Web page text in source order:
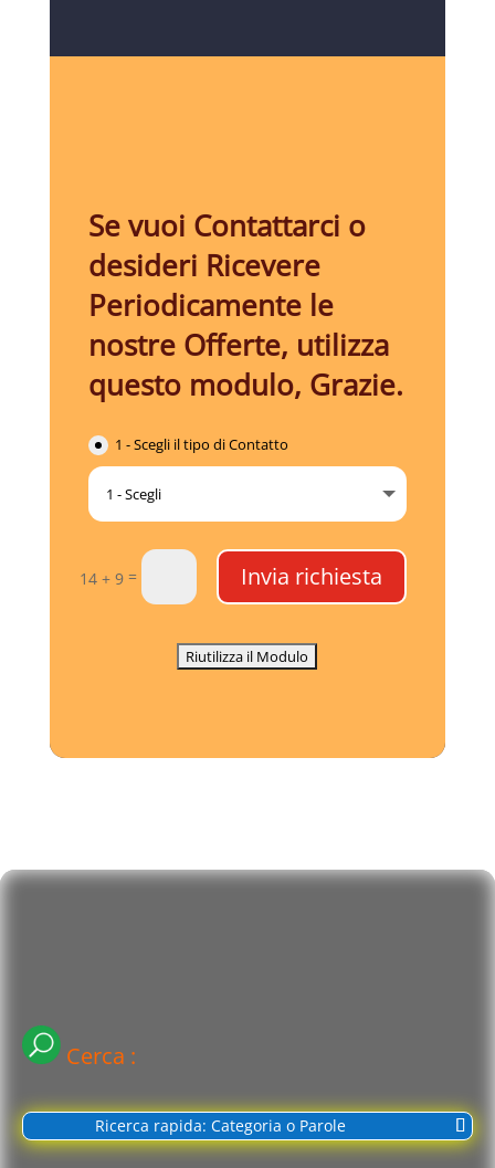
Se vuoi Contattarci o
desideri Ricevere
Periodicamente le
nostre Offerte, utilizza
questo modulo, Grazie.
1 - Scegli il tipo di Contatto
14 + 9 = Invia richiesta
Cerca :
Ricerca rapida: Categoria o Parole